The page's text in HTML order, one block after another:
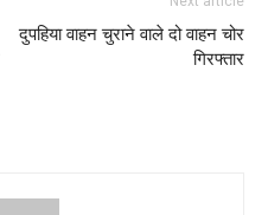
दुपहिया वाहन चुराने वाले दो वाहन चोर
गिरफ्तार